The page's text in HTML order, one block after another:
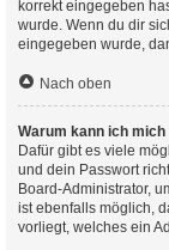
korrekt eingegeben
wurde. Wenn du dir
eingegeben wurde,
Nach oben
Warum kann ich
Dafür gibt es viele
und dein Passwort
Board-Administrator,
ist ebenfalls möglich,
vorliegt, welches ein